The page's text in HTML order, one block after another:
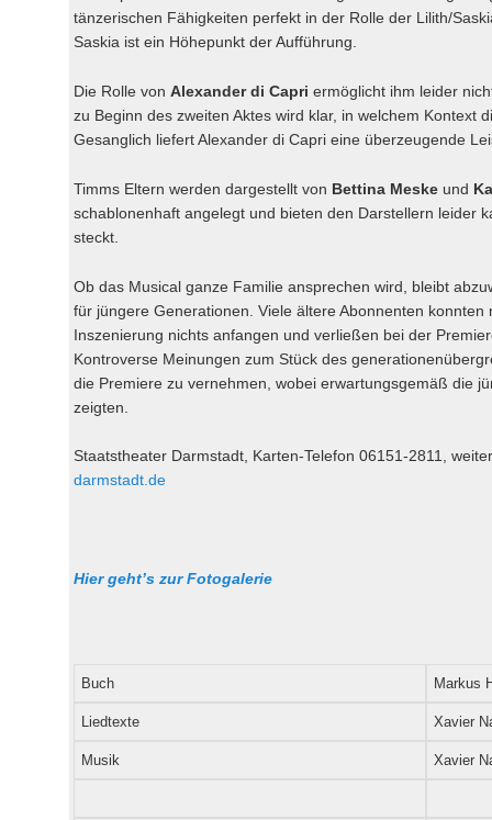
tänzerischen Fähigkeiten perfekt in der Rolle der Lilith/
Saskia ist ein Höhepunkt der Aufführung.
Die Rolle von Alexander di Capri ermöglicht ihm leider
zu Beginn des zweiten Aktes wird klar, in welchem Kontext
Gesanglich liefert Alexander di Capri eine überzeugende
Timms Eltern werden dargestellt von Bettina Meskeund
schablonenhaft angelegt und bieten den Darstellern leider
steckt.
Ob das Musical ganze Familie ansprechen wird, bleibt
für jüngere Generationen. Viele ältere Abonnenten
Inszenierung nichts anfangen und verließen bei der
Kontroverse Meinungen zum Stück des
die Premiere zu vernehmen, wobei erwartungsgemäß die
zeigten.
Staatstheater Darmstadt, Karten-Telefon 06151-2811,
darmstadt.de
Hier geht’s zur Fotogalerie
Buch Markus
Liedtexte Xavier
Musik Xavier